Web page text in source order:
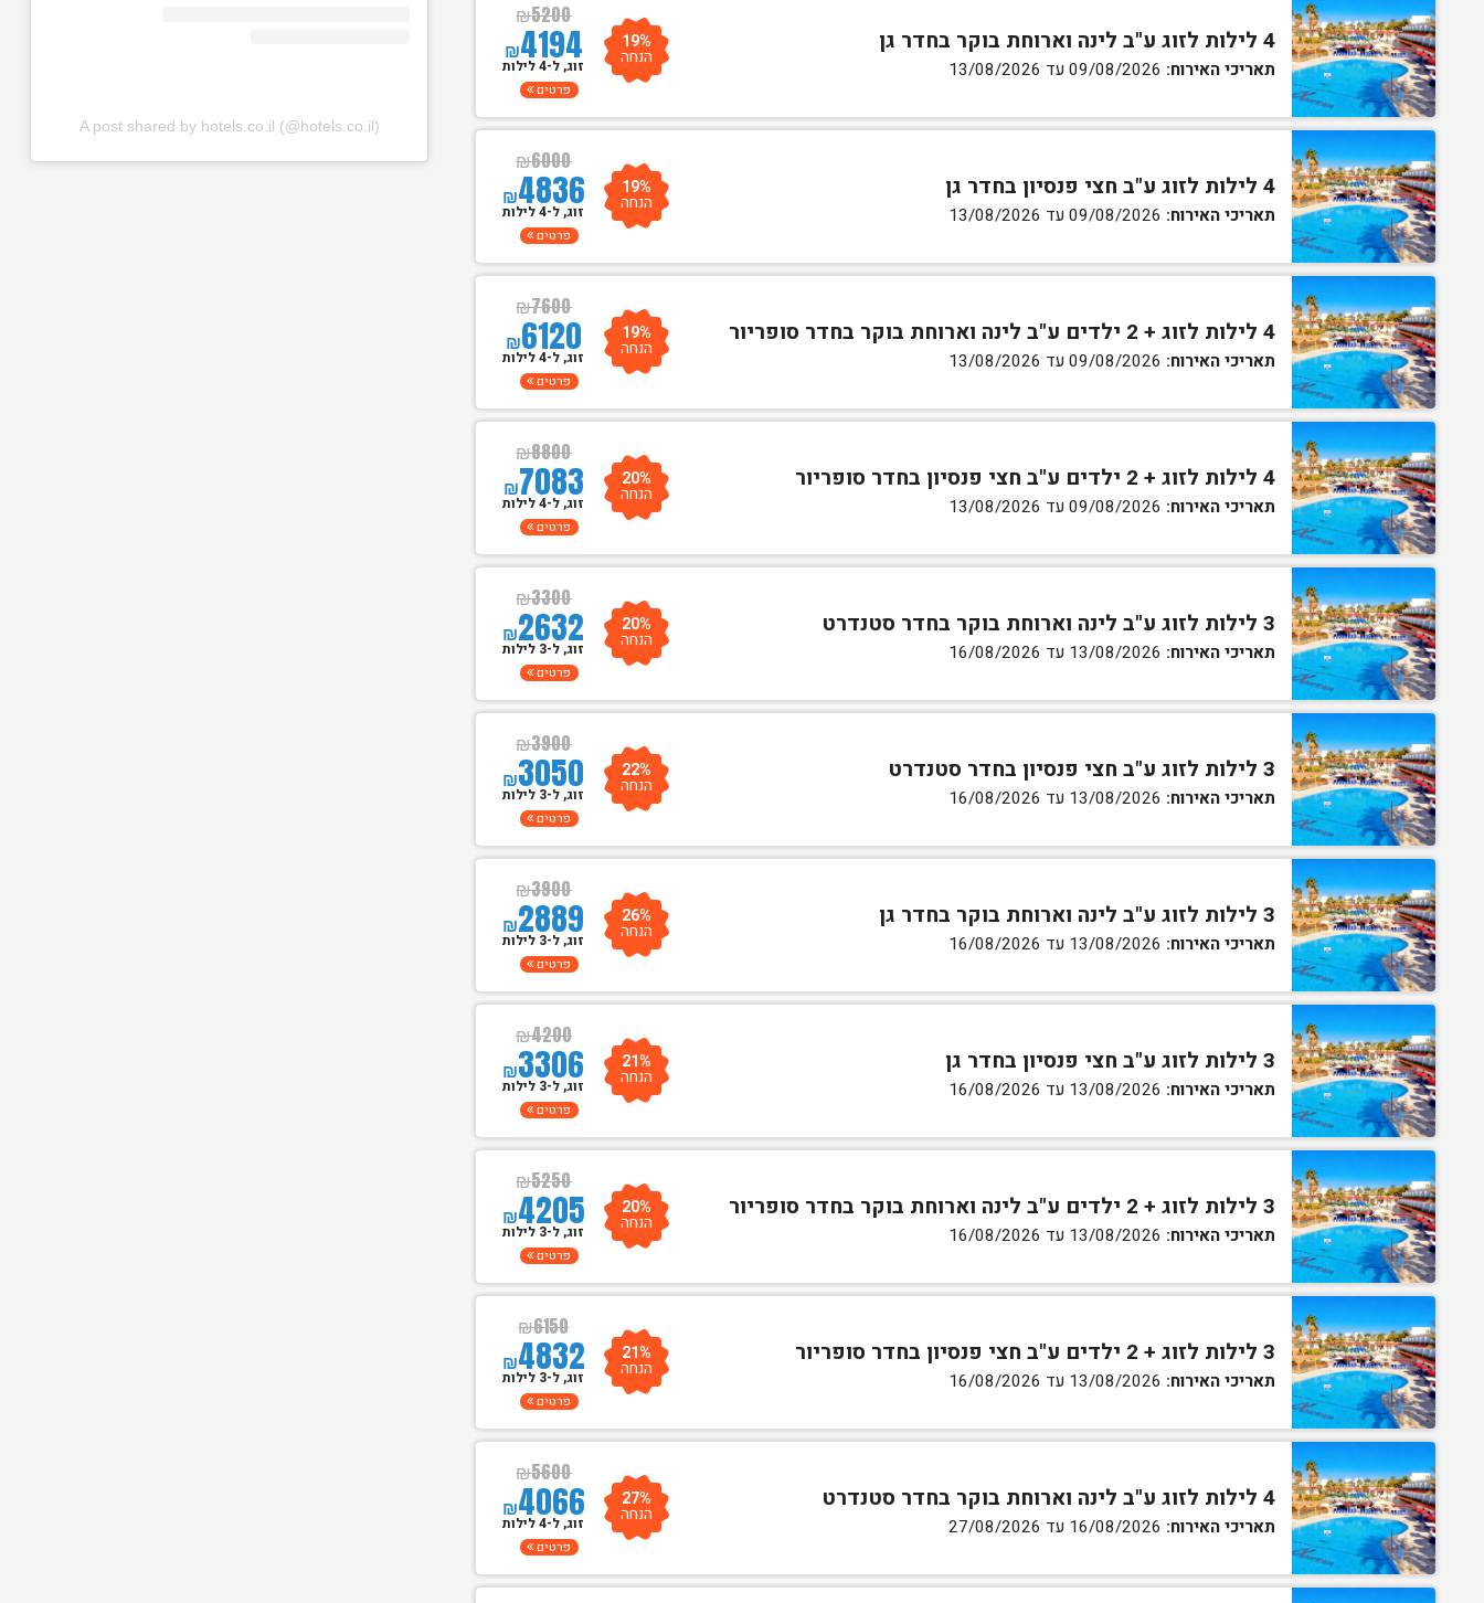
4 לילות לזוג ע"ב לינה וארוחת בוקר בחדר גן
תאריכי האירוח:
₪5200
₪4194 19%
הנחה זוג, ל-4 לילות
פרטים
4 לילות לזוג ע"ב חצי פנסיון בחדר גן
תאריכי האירוח:
₪6000
₪4836 19%
הנחה זוג, ל-4 לילות
פרטים
4 לילות לזוג + 2 ילדים ע"ב לינה וארוחת בוקר בחדר סופריור
תאריכי האירוח:
₪7600
₪6120 19%
הנחה זוג, ל-4 לילות
פרטים
4 לילות לזוג + 2 ילדים ע"ב חצי פנסיון בחדר סופריור
תאריכי האירוח:
₪8800
₪7083 20%
הנחה זוג, ל-4 לילות
פרטים
3 לילות לזוג ע"ב לינה וארוחת בוקר בחדר סטנדרט
תאריכי האירוח:
₪3300
₪2632 20%
הנחה זוג, ל-3 לילות
פרטים
3 לילות לזוג ע"ב חצי פנסיון בחדר סטנדרט
תאריכי האירוח:
₪3900
₪3050 22%
הנחה זוג, ל-3 לילות
פרטים
3 לילות לזוג ע"ב לינה וארוחת בוקר בחדר גן
תאריכי האירוח:
₪3900
₪2889 26%
הנחה זוג, ל-3 לילות
פרטים
3 לילות לזוג ע"ב חצי פנסיון בחדר גן
תאריכי האירוח:
₪4200
₪3306 21%
הנחה זוג, ל-3 לילות
פרטים
3 לילות לזוג + 2 ילדים ע"ב לינה וארוחת בוקר בחדר סופריור
תאריכי האירוח:
₪5250
₪4205 20%
הנחה זוג, ל-3 לילות
פרטים
3 לילות לזוג + 2 ילדים ע"ב חצי פנסיון בחדר סופריור
תאריכי האירוח:
₪6150
₪4832 21%
הנחה זוג, ל-3 לילות
פרטים
4 לילות לזוג ע"ב לינה וארוחת בוקר בחדר סטנדרט
תאריכי האירוח:
₪5600
₪4066 27%
הנחה זוג, ל-4 לילות
פרטים
A post shared by hotels.co.il (@hotels.co.il)